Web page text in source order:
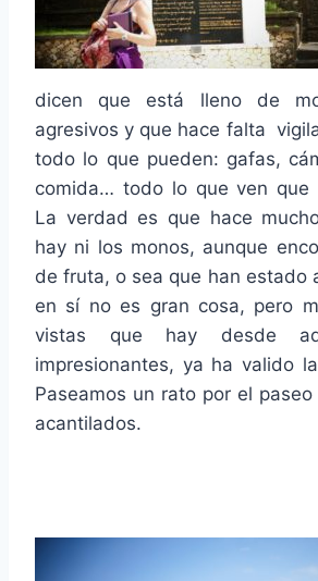
dicen que está lleno de
agresivos y que hace falta
todo lo que pueden: gafas,
comida… todo lo que ven que
La verdad es que hace
hay ni los monos, aunque
de fruta, o sea que han estado
en sí no es gran cosa, pero
vistas que hay desde
impresionantes, ya ha valido
Paseamos un rato por el
acantilados.